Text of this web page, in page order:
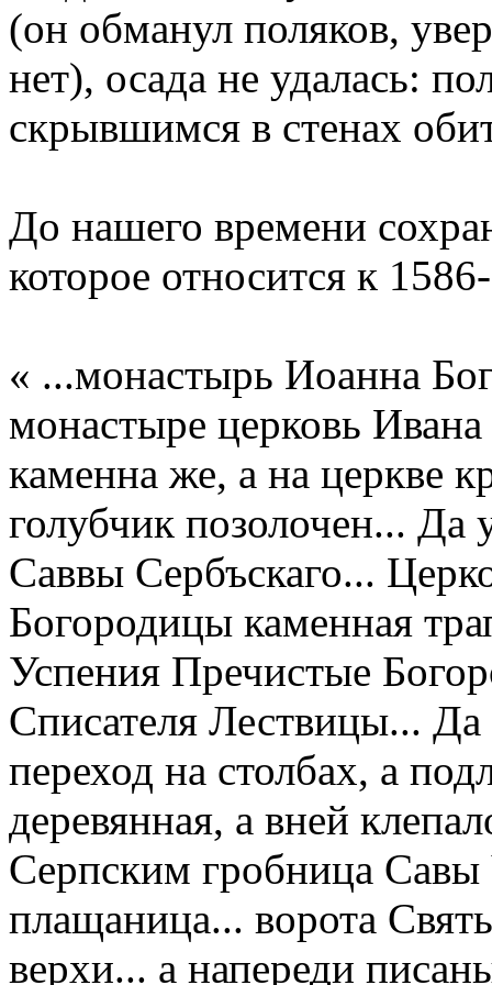
(он обманул поляков,
нет), осада не удалась:
скрывшимся в стенах
До нашего времени
которое относится к
« ...монастырь Иоанна
монастыре церковь
каменна же, а на церкве
голубчик позолочен... Да
Саввы Сербъскаго...
Богородицы каменная
Успения Пречистые
Списателя Лествицы...
переход на столбах, а
деревянная, а вней
Серпским гробница
плащаница... ворота
верхи... а напереди